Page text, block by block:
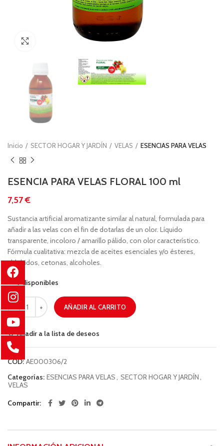
Inicio SECTOR HOGAR Y JARDÍN VELAS ESENCIAS PARA VELAS
ESENCIA PARA VELAS FLORAL 100 ml
€
Sustancia artificial aromatizante similar al natural, formulada para
añadir a las velas con el fin de dotarlas de un olor. Líquido
transparente, incoloro / amarillo pálido, con olor característico.
Fórmula cualitativa: mezcla de aceites esenciales y/o ésteres,
aldehidos, cetonas, alcoholes.
7 disponibles
AÑADIR AL CARRITO
Añadir a la lista de deseos
COD:AE000306/2
Categorías: ESENCIAS PARA VELAS, SECTOR HOGAR Y JARDÍN,
VELAS
Compartir